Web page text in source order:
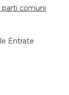
comuni
Entrate